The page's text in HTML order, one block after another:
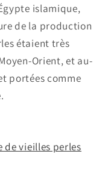
islamique,
de la production
étaient très
Orient, et au-
portées comme
de vieilles perles